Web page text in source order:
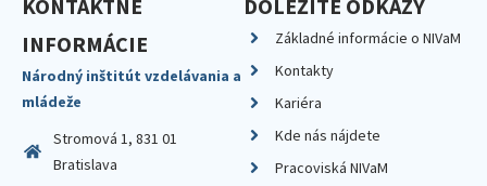
KONTAKTNÉ
INFORMÁCIE
Národný inštitút vzdelávania a
mládeže
Stromová 1, 831 01
Bratislava
DÔLEŽITÉ ODKAZY
Základné informácie o NIVaM
Kontakty
Kariéra
Kde nás nájdete
Pracoviská NIVaM